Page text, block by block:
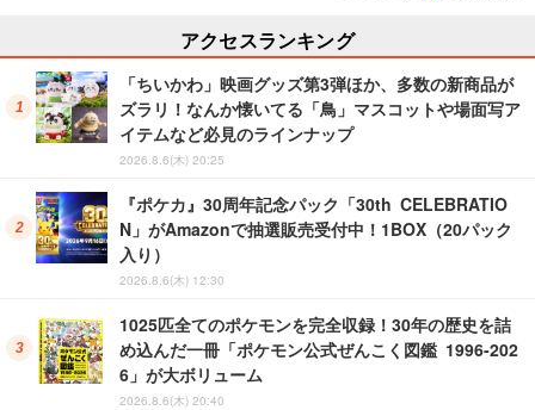
アクセスランキング
「ちいかわ」映画グッズ第3弾ほか、多数の新商品が
ズラリ！なんか懐いてる「鳥」マスコットや場面写ア
イテムなど必見のラインナップ
2026.8.6(木) 20:25
『ポケカ』30周年記念パック「30th CELEBRATIO
N」がAmazonで抽選販売受付中！1BOX（20パック
入り）
2026.8.6(木) 12:30
1025匹全てのポケモンを完全収録！30年の歴史を詰
め込んだ一冊「ポケモン公式ぜんこく図鑑 1996-202
6」が大ボリューム
2026.8.6(木) 20:40